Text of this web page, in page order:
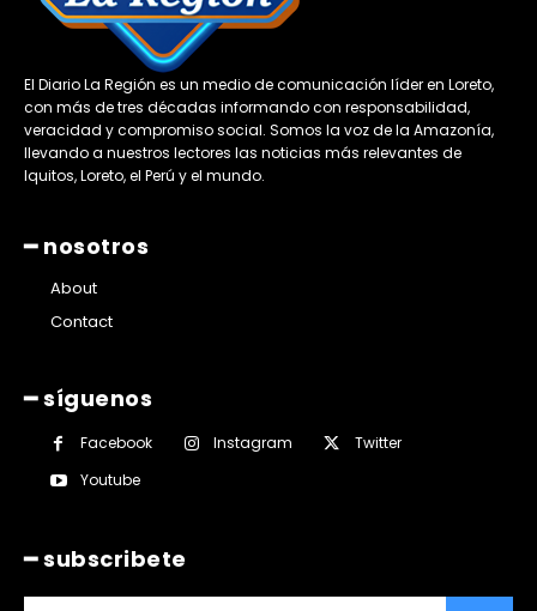
El Diario La Región es un medio de comunicación líder en Loreto,
con más de tres décadas informando con responsabilidad,
veracidad y compromiso social. Somos la voz de la Amazonía,
llevando a nuestros lectores las noticias más relevantes de
Iquitos, Loreto, el Perú y el mundo.
━ nosotros
About
Contact
━ síguenos
Facebook Instagram
Twitter
Youtube
━ subscribete